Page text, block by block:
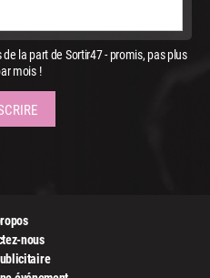
la part de Sortir47 - promis, pas plus
mois !
nous